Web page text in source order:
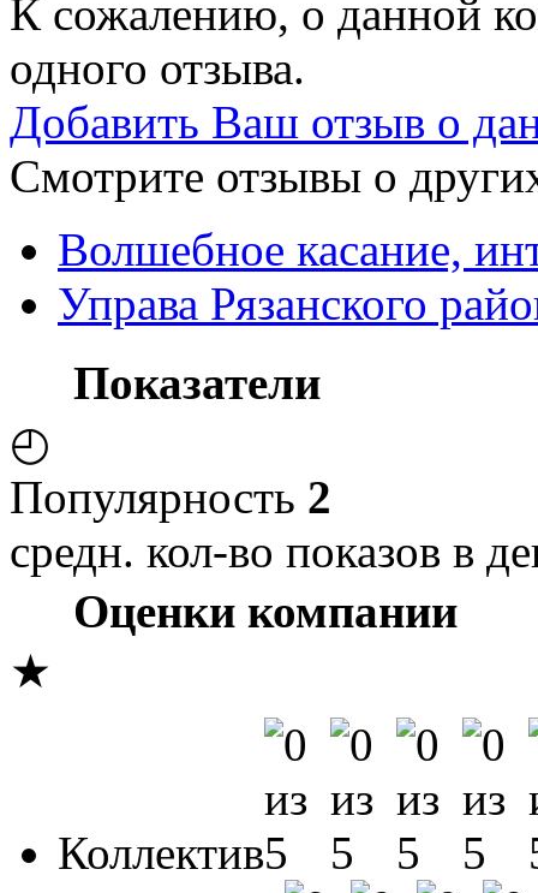
К сожалению, о данной
одного отзыва.
Добавить Ваш отзыв о
Смотрите отзывы о
Волшебное касание,
Управа Рязанского
Показатели
◴
Популярность 2
средн. кол-во показов в
Оценки компании
★
Коллектив